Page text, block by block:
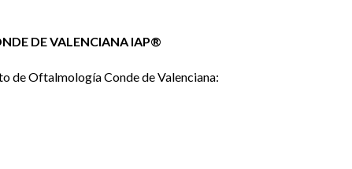
DE VALENCIANA IAP®
de Oftalmología Conde de Valenciana: